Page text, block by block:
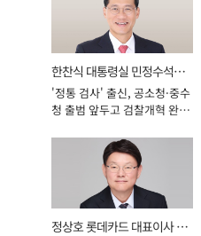
한찬식 대통령실 민정수석비
서관
'정통 검사' 출신, 공소청·중수
청 출범 앞두고 검찰개혁 완수
정상호 롯데카드 대표이사 사